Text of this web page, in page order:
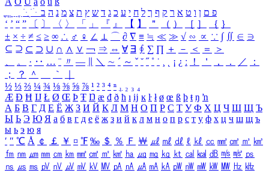
ִֶֹ ֻּ ׁׂ פ ם ן ו ט א ר ק ף ך ל ח י ע כ ג ד ש ץ ת צ מ נ ה ב
‘ ’ “ ” 〔 〕 〈 〉 「 」 『 』 【 】 ＂ （ ） ［ ］ ｛ ｝
± × ÷ ≠ ≤ ≥ ∞ ∴ ♂ ♀ ∠ ⊥ ⌒ ∂ ∇ ≡ ≒ ≪ ≫ √ ∽ ∝ ∵ ∫ ∬ ∈ ∋
⊆ ⊇ ⊂ ⊃ ∪ ∩ ∧ ∨ ￢ ⇒ ⇔ ∀ ∃ ∮ ∑ ∏ ＋ － ＜ ＝
＞
、
。 · ‥ … ¨ 〃 ― ＼ ∼ ´ ～ ˇ ˘ ˝ ˚ ˙ ¸ ¡ ¿ ː ！ ＇ ， ． ／
：
；
？ ＾ ｀
½ ⅓ ⅔ ¼ ¾ ⅛ ⅜ ⅝ ⅞ ¹ ² ³ ⁴ ⁿ ₁ ₂ ₃ ₄
Æ Ð Ħ Ĳ Ł Ø Œ Þ Ŧ Ŋ æ đ ð ħ ı ĳ ĸ ŀ ł ø œ ß þ ŧ ŋ ŉ
А Б В Г Д Е Ё Ж З И Й К Л М Н О П Р С Т У Ф Х Ц Ч Ш Щ Ъ
Ы Ь Э Ю Я а б в г д е ё ж з и й к л м н о п р с т у ф х ц ч ш щ ъ
ы ь э ю я
′ ″ ℃ Å ￠ ￡ ￥ ¤ ℉ ‰ ＄ ％ Ｆ ￦ ㎕ ㎖ ㎗ ℓ ㎘ ㏄ ㎣ ㎤ ㎥ ㎦
㎙ ㎚ ㎛ ㎜ ㎝ ㎞ ㎟ ㎠ ㎡ ㎢ ㏊ ㎍ ㎎ ㎏ ㏏ ㎈ ㎉ ㏈ ㎧ ㎨ ㎰
㎱ ㎲ ㎳ ㎴ ㎵ ㎶ ㎷ ㎸ ㎹ ㎀ ㎁ ㎂ ㎃ ㎄ ㎺ ㎻ ㎽ ㎾ ㎿ ㎐ ㎑